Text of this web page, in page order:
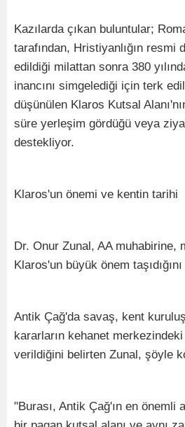
Kazılarda çıkan buluntular;
tarafından, Hristiyanlığın resmi
edildiği milattan sonra 380
inancını simgelediği için terk
düşünülen Klaros Kutsal
süre yerleşim gördüğü veya
destekliyor.
Klaros'un önemi ve kentin tarihi
Dr. Onur Zunal, AA muhabirine,
Klaros'un büyük önem
Antik Çağ'da savaş, kent
kararların kehanet
verildiğini belirten Zunal, şöyle
"Burası, Antik Çağ'ın en önemli